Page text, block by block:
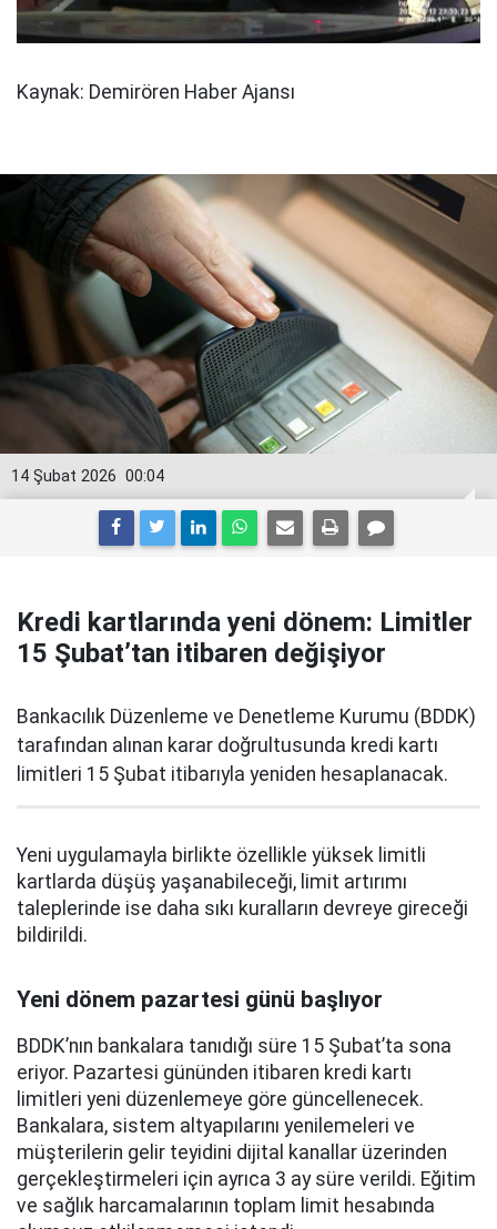
Kaynak: Demirören Haber Ajansı
00:04
14 Şubat 2026
Kredi kartlarında yeni dönem: Limitler
15 Şubat’tan itibaren değişiyor
Bankacılık Düzenleme ve Denetleme Kurumu (BDDK)
tarafından alınan karar doğrultusunda kredi kartı
limitleri 15 Şubat itibarıyla yeniden hesaplanacak.
Yeni uygulamayla birlikte özellikle yüksek limitli
kartlarda düşüş yaşanabileceği, limit artırımı
taleplerinde ise daha sıkı kuralların devreye gireceği
bildirildi.
Yeni dönem pazartesi günü başlıyor
BDDK’nın bankalara tanıdığı süre 15 Şubat’ta sona
eriyor. Pazartesi gününden itibaren kredi kartı
limitleri yeni düzenlemeye göre güncellenecek.
Bankalara, sistem altyapılarını yenilemeleri ve
müşterilerin gelir teyidini dijital kanallar üzerinden
gerçekleştirmeleri için ayrıca 3 ay süre verildi. Eğitim
ve sağlık harcamalarının toplam limit hesabında